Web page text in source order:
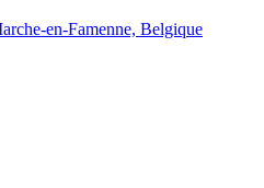
en-Famenne, Belgique